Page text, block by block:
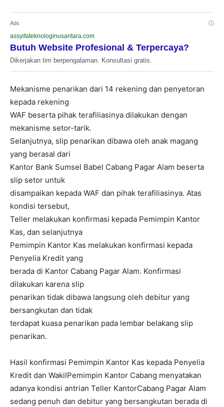
Ads ⓘ
assyifateknologinusantara.com
Butuh Website Profesional & Terpercaya?
Dikerjakan tim berpengalaman. Konsultasi gratis.
Mekanisme penarikan dari 14 rekening dan penyetoran
kepada rekening
WAF beserta pihak terafiliasinya dilakukan dengan
mekanisme setor-tarik.
Selanjutnya, slip penarikan dibawa oleh anak magang
yang berasal dari
Kantor Bank Sumsel Babel Cabang Pagar Alam beserta
slip setor untuk
disampaikan kepada WAF dan pihak terafiliasinya. Atas
kondisi tersebut,
Teller melakukan konfirmasi kepada Pemimpin Kantor
Kas, dan selanjutnya
Pemimpin Kantor Kas melakukan konfirmasi kepada
Penyelia Kredit yang
berada di Kantor Cabang Pagar Alam. Konfirmasi
dilakukan karena slip
penarikan tidak dibawa langsung oleh debitur yang
bersangkutan dan tidak
terdapat kuasa penarikan pada lembar belakang slip
penarikan.
Hasil konfirmasi Pemimpin Kantor Kas kepada Penyelia
Kredit dan WakilPemimpin Kantor Cabang menyatakan
adanya kondisi antrian Teller KantorCabang Pagar Alam
sedang penuh dan debitur yang bersangkutan berada di